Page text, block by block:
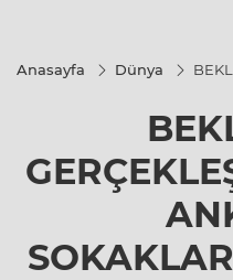
Anasayfa Dünya